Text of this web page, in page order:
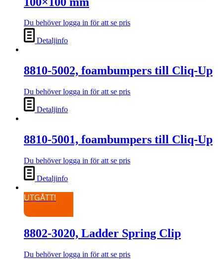
Du behöver logga in för att se pris
Detaljinfo
8810-5002, foambumpers till Cliq-Up
Du behöver logga in för att se pris
Detaljinfo
8810-5001, foambumpers till Cliq-Up
Du behöver logga in för att se pris
Detaljinfo
UTGÅTT!
8802-3020, Ladder Spring Clip
Du behöver logga in för att se pris